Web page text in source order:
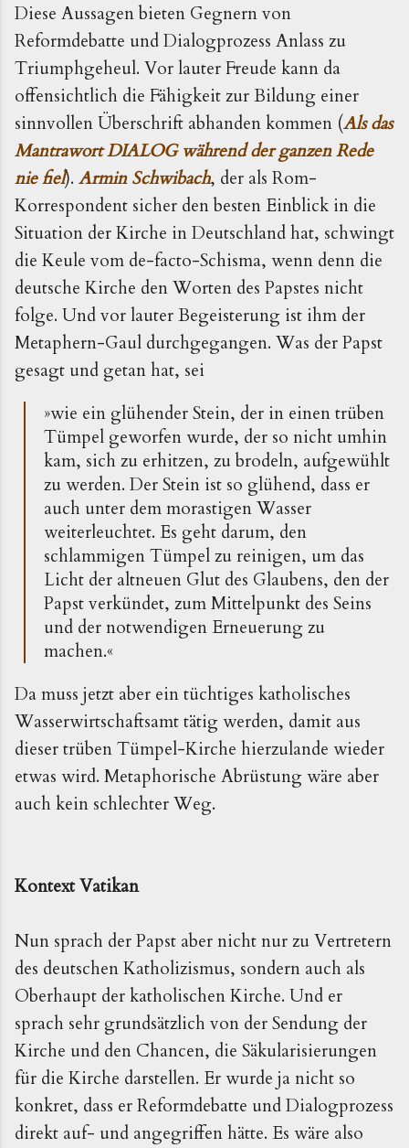
Diese Aussagen bieten Gegnern von
Reformdebatte und Dialogprozess Anlass zu
Triumphgeheul. Vor lauter Freude kann da
offensichtlich die Fähigkeit zur Bildung einer
sinnvollen Überschrift abhanden kommen (Als das
Mantrawort DIALOG während der ganzen Rede
nie fiel). Armin Schwibach, der als Rom-
Korrespondent sicher den besten Einblick in die
Situation der Kirche in Deutschland hat, schwingt
die Keule vom de-facto-Schisma, wenn denn die
deutsche Kirche den Worten des Papstes nicht
folge. Und vor lauter Begeisterung ist ihm der
Metaphern-Gaul durchgegangen. Was der Papst
gesagt und getan hat, sei
»wie ein glühender Stein, der in einen trüben
Tümpel geworfen wurde, der so nicht umhin
kam, sich zu erhitzen, zu brodeln, aufgewühlt
zu werden. Der Stein ist so glühend, dass er
auch unter dem morastigen Wasser
weiterleuchtet. Es geht darum, den
schlammigen Tümpel zu reinigen, um das
Licht der altneuen Glut des Glaubens, den der
Papst verkündet, zum Mittelpunkt des Seins
und der notwendigen Erneuerung zu
machen.«
Da muss jetzt aber ein tüchtiges katholisches
Wasserwirtschaftsamt tätig werden, damit aus
dieser trüben Tümpel-Kirche hierzulande wieder
etwas wird. Metaphorische Abrüstung wäre aber
auch kein schlechter Weg.
Kontext Vatikan
Nun sprach der Papst aber nicht nur zu Vertretern
des deutschen Katholizismus, sondern auch als
Oberhaupt der katholischen Kirche. Und er
sprach sehr grundsätzlich von der Sendung der
Kirche und den Chancen, die Säkularisierungen
für die Kirche darstellen. Er wurde ja nicht so
konkret, dass er Reformdebatte und Dialogprozess
direkt auf- und angegriffen hätte. Es wäre also